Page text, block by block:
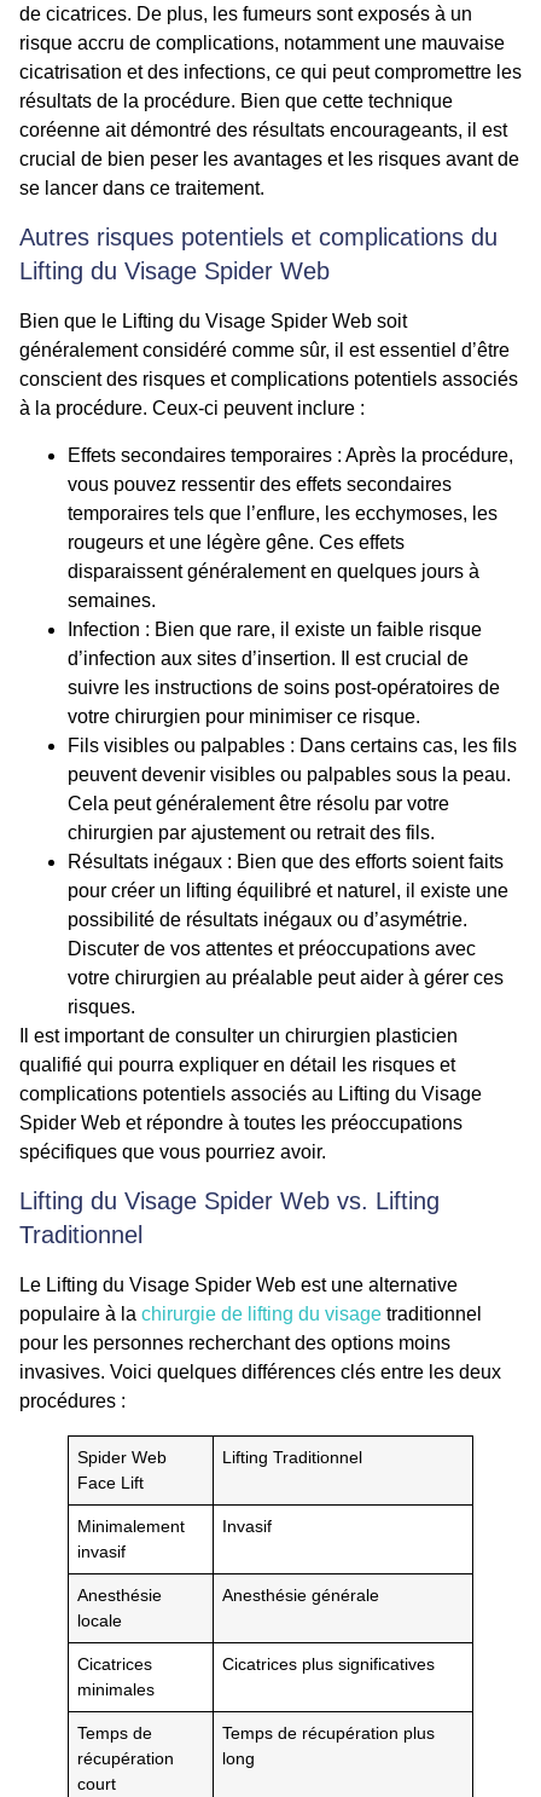
de cicatrices. De plus, les fumeurs sont exposés à un
risque accru de complications, notamment une mauvaise
cicatrisation et des infections, ce qui peut compromettre les
résultats de la procédure. Bien que cette technique
coréenne ait démontré des résultats encourageants, il est
crucial de bien peser les avantages et les risques avant de
se lancer dans ce traitement.
Autres risques potentiels et complications du
Lifting du Visage Spider Web
Bien que le Lifting du Visage Spider Web soit
généralement considéré comme sûr, il est essentiel d’être
conscient des risques et complications potentiels associés
à la procédure. Ceux-ci peuvent inclure :
Effets secondaires temporaires : Après la procédure,
vous pouvez ressentir des effets secondaires
temporaires tels que l’enflure, les ecchymoses, les
rougeurs et une légère gêne. Ces effets
disparaissent généralement en quelques jours à
semaines.
Infection : Bien que rare, il existe un faible risque
d’infection aux sites d’insertion. Il est crucial de
suivre les instructions de soins post-opératoires de
votre chirurgien pour minimiser ce risque.
Fils visibles ou palpables : Dans certains cas, les fils
peuvent devenir visibles ou palpables sous la peau.
Cela peut généralement être résolu par votre
chirurgien par ajustement ou retrait des fils.
Résultats inégaux : Bien que des efforts soient faits
pour créer un lifting équilibré et naturel, il existe une
possibilité de résultats inégaux ou d’asymétrie.
Discuter de vos attentes et préoccupations avec
votre chirurgien au préalable peut aider à gérer ces
risques.
Il est important de consulter un chirurgien plasticien
qualifié qui pourra expliquer en détail les risques et
complications potentiels associés au Lifting du Visage
Spider Web et répondre à toutes les préoccupations
spécifiques que vous pourriez avoir.
Lifting du Visage Spider Web vs. Lifting
Traditionnel
Le Lifting du Visage Spider Web est une alternative
populaire à la chirurgie de lifting du visage traditionnel
pour les personnes recherchant des options moins
invasives. Voici quelques différences clés entre les deux
procédures :
Spider Web
Face Lift
Lifting Traditionnel
Minimalement
invasif
Invasif
Anesthésie
locale
Anesthésie générale
Cicatrices
minimales
Cicatrices plus significatives
Temps de
récupération
court
Temps de récupération plus
long